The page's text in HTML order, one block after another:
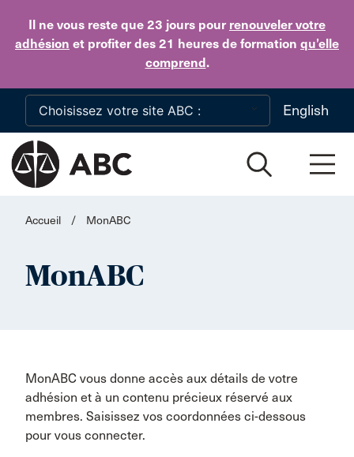
Il ne vous reste que 23 jours pour renouveler votre
adhésion et profiter des 21 heures de formation qu’elle
comprend.
Skip to main content
English
Accueil / MonABC
MonABC
MonABC vous donne accès aux détails de votre
adhésion et à un contenu précieux réservé aux
membres. Saisissez vos coordonnées ci-dessous
pour vous connecter.